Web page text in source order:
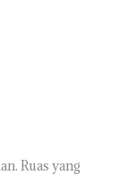
Ruas yang